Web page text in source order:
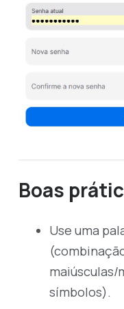
Boas
Use uma
maiúsculas/
símbolos).